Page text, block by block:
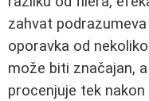
zahvat
oporavka od
može biti značajan,
procenjuje tek